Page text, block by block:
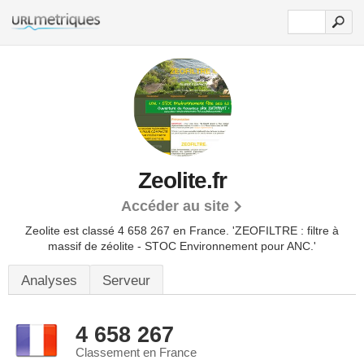
Zeolite.fr
Accéder au site
Zeolite est classé 4 658 267 en France. 'ZEOFILTRE : filtre à
massif de zéolite - STOC Environnement pour ANC.'
Analyses Serveur
4 658 267
Classement en France